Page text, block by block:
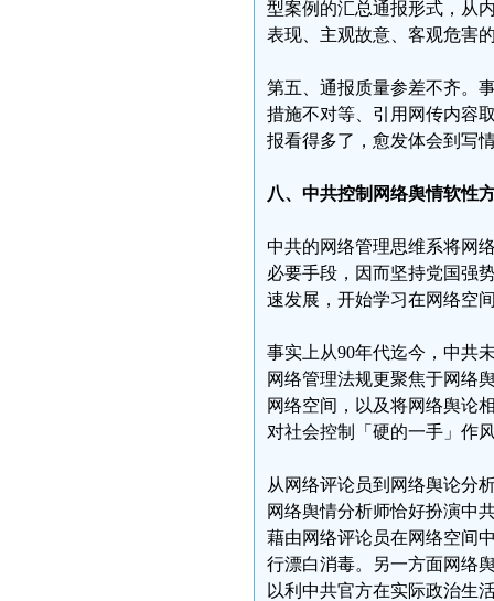
型案例的汇总通报形式，从
表现、主观故意、客观危害
第五、通报质量参差不齐。
措施不对等、引用网传内容
报看得多了，愈发体会到写
八、中共控制网络舆情软性
中共的网络管理思维系将网
必要手段，因而坚持党国强
速发展，开始学习在网络空
事实上从90年代迄今，中共
网络管理法规更聚焦于网络
网络空间，以及将网络舆论
对社会控制「硬的一手」作
从网络评论员到网络舆论分
网络舆情分析师恰好扮演中
藉由网络评论员在网络空间
行漂白消毒。另一方面网络
以利中共官方在实际政治生